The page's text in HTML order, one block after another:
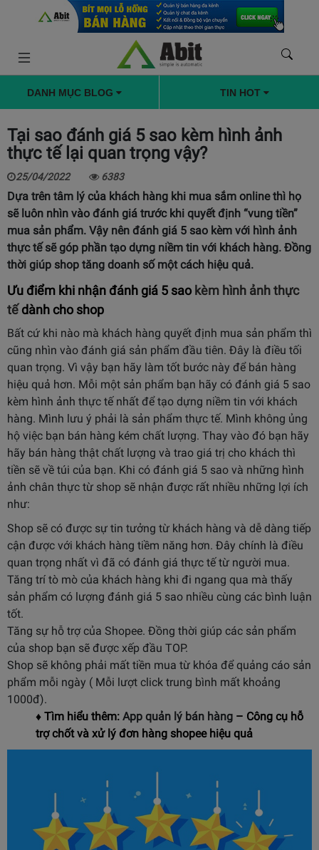
DANH MỤC BLOG TIN HOT
Tại sao đánh giá 5 sao kèm hình ảnh
thực tế lại quan trọng vậy?
25/04/2022 6383
Dựa trên tâm lý của khách hàng khi mua sắm online thì họ
sẽ luôn nhìn vào đánh giá trước khi quyết định “vung tiền”
mua sản phẩm. Vậy nên đánh giá 5 sao kèm với hình ảnh
thực tế sẽ góp phần tạo dựng niềm tin với khách hàng. Đồng
thời giúp shop tăng doanh số một cách hiệu quả.
Ưu điểm khi nhận đánh giá 5 sao kèm hình ảnh thực
tế dành cho shop
Bất cứ khi nào mà khách hàng quyết định mua sản phẩm thì
cũng nhìn vào đánh giá sản phẩm đầu tiên. Đây là điều tối
quan trọng. Vì vậy bạn hãy làm tốt bước này để bán hàng
hiệu quả hơn. Mỗi một sản phẩm bạn hãy có đánh giá 5 sao
kèm hình ảnh thực tế nhất để tạo dựng niềm tin với khách
hàng. Mình lưu ý phải là sản phẩm thực tế. Mình không ủng
hộ việc bạn bán hàng kém chất lượng. Thay vào đó bạn hãy
hãy bán hàng thật chất lượng và trao giá trị cho khách thì
tiền sẽ về túi của bạn. Khi có đánh giá 5 sao và những hình
ảnh chân thực từ shop sẽ nhận được rất nhiều những lợi ích
như:
Shop sẽ có được sự tin tưởng từ khách hàng và dễ dàng tiếp
cận được với khách hàng tiềm năng hơn. Đây chính là điều
quan trọng nhất vì đã có đánh giá thực tế từ người mua.
Tăng trí tò mò của khách hàng khi đi ngang qua mà thấy
sản phẩm có lượng đánh giá 5 sao nhiều cùng các bình luận
tốt.
Tăng sự hỗ trợ của Shopee. Đồng thời giúp các sản phẩm
của shop bạn sẽ được xếp đầu TOP.
Shop sẽ không phải mất tiền mua từ khóa để quảng cáo sản
phẩm mỗi ngày ( Mỗi lượt click trung bình mất khoảng
1000đ).
♦ Tìm hiểu thêm: App quản lý bán hàng – Công cụ hỗ
trợ chốt và xử lý đơn hàng shopee hiệu quả